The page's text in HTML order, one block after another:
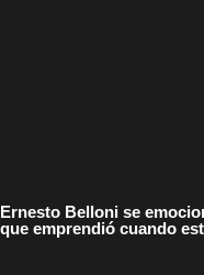
Ernesto Belloni se
que emprendió cuando